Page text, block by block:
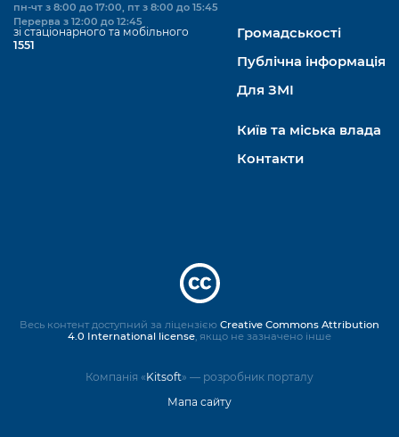
пн-чт з 8:00 до 17:00, пт з 8:00 до 15:45
Перерва з 12:00 до 12:45
зі стаціонарного та мобільного
1551
Громадськості
Публічна інформація
Для ЗМІ
Київ та міська влада
Контакти
Компанія «Kitsoft» — розробник порталу
Мапа сайту
Весь контент доступний за ліцензією Creative Commons Attribution
4.0 International license, якщо не зазначено інше